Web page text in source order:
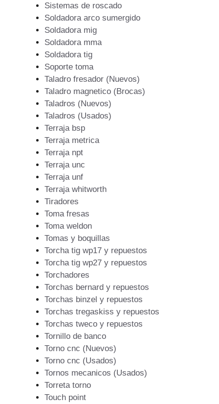
Sistemas de roscado
Soldadora arco sumergido
Soldadora mig
Soldadora mma
Soldadora tig
Soporte toma
Taladro fresador (Nuevos)
Taladro magnetico (Brocas)
Taladros (Nuevos)
Taladros (Usados)
Terraja bsp
Terraja metrica
Terraja npt
Terraja unc
Terraja unf
Terraja whitworth
Tiradores
Toma fresas
Toma weldon
Tomas y boquillas
Torcha tig wp17 y repuestos
Torcha tig wp27 y repuestos
Torchadores
Torchas bernard y repuestos
Torchas binzel y repuestos
Torchas tregaskiss y repuestos
Torchas tweco y repuestos
Tornillo de banco
Torno cnc (Nuevos)
Torno cnc (Usados)
Tornos mecanicos (Usados)
Torreta torno
Touch point